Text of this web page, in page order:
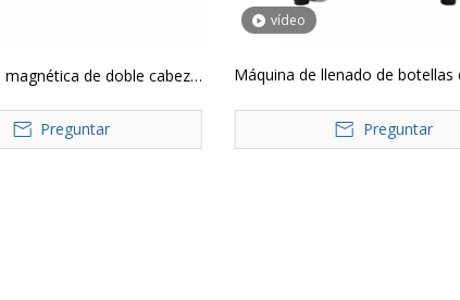
magnética de doble cabezal
Loción cuantitativa
Preguntar
vídeo
Máquina de llenado de botellas
cabezal GX-1
Preguntar